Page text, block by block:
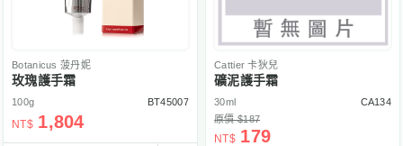
Botanicus 菠丹妮
玫瑰護手霜
100g BT45007
NT$ 1,804
Cattier 卡狄兒
礦泥護手霜
30ml
CA134
原價 $187
NT$ 179